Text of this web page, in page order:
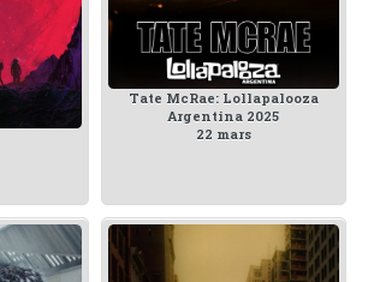
Tate McRae: Lollapalooza
Argentina 2025
22 mars